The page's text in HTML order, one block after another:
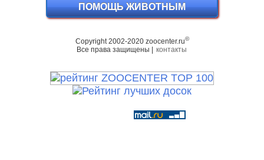
ПОМОЩЬ ЖИВОТНЫМ
Copyright 2002-2020 zoocenter.ru©
Все права защищены | контакты